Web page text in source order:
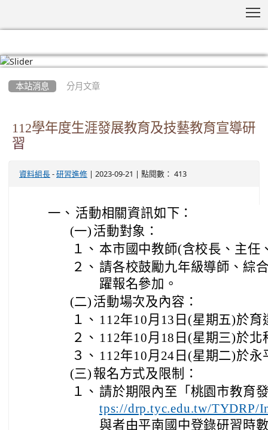
本站消息 分月文章
112學年度生涯發展教育及技藝教育宣導研
習
資料組長 - 研習進修 | 2023-09-21 | 點閱數： 413
一、 活動相關資訊如下：
(一) 活動對象：
１、 本市國中教師(含校長、主任
２、 請各校鼓勵九年級導師、綜
躍報名參加。
(二) 活動場次及內容：
１、 112年10月13日(星期五)於
２、 112年10月18日(星期三)於
３、 112年10月24日(星期二)於
(三) 報名方式及限制：
１、 請於期限內至「桃園市教育
tps://drp.tyc.edu.tw/TYDRP/
與者由平南國中登錄研習時